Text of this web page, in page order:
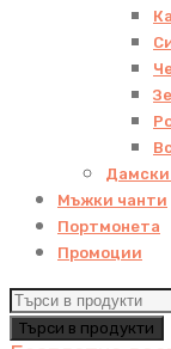
Дамски
Мъжки чанти
Портмонета
Промоции